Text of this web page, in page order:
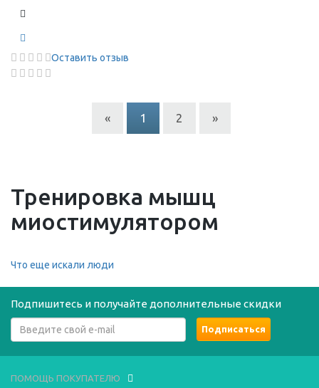
Оставить отзыв
« 1 2 »
Тренировка мышц
миостимулятором
Что еще искали люди
Подпишитесь и получайте дополнительные скидки
ПОМОЩЬ ПОКУПАТЕЛЮ